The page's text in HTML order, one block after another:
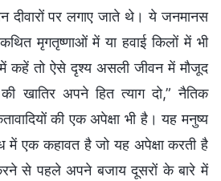
दीवारों पर लगाए जाते थे। ये जनमानस
मृगतृष्णाओं में या हवाई किलों में भी
कहें तो ऐसे दृश्य असली जीवन में मौजूद
खातिर अपने हित त्याग दो,” नैतिक
की एक अपेक्षा भी है। यह मनुष्य
एक कहावत है जो यह अपेक्षा करती है
से पहले अपने बजाय दूसरों के बारे में